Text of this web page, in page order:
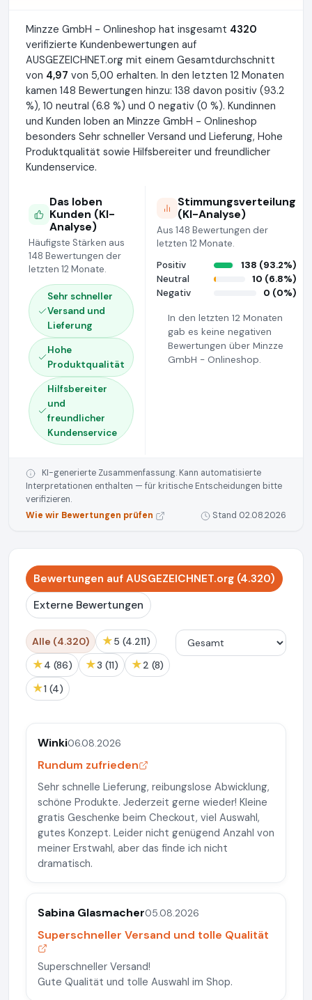
Minzze GmbH - Onlineshop hat insgesamt 4320
verifizierte Kundenbewertungen auf
AUSGEZEICHNET.org mit einem Gesamtdurchschnitt
von 4,97 von 5,00 erhalten. In den letzten 12 Monaten
kamen 148 Bewertungen hinzu: 138 davon positiv (93.2
%), 10 neutral (6.8 %) und 0 negativ (0 %). Kundinnen
und Kunden loben an Minzze GmbH - Onlineshop
besonders Sehr schneller Versand und Lieferung, Hohe
Produktqualität sowie Hilfsbereiter und freundlicher
Kundenservice.
Das loben
Kunden (KI-
Analyse)
Häufigste Stärken aus
148 Bewertungen der
letzten 12 Monate.
Sehr schneller
Versand und
Lieferung
Hohe
Produktqualität
Hilfsbereiter
und
freundlicher
Kundenservice
Stimmungsverteilung
(KI-Analyse)
Aus 148 Bewertungen der
letzten 12 Monate.
Positiv
138 (93.2%)
Neutral
10 (6.8%)
Negativ
0 (0%)
In den letzten 12 Monaten
gab es keine negativen
Bewertungen über Minzze
GmbH - Onlineshop.
KI-generierte Zusammenfassung. Kann automatisierte
Interpretationen enthalten — für kritische Entscheidungen bitte
verifizieren.
Wie wir Bewertungen prüfen
Stand 02.08.2026
Bewertungen auf AUSGEZEICHNET.org (4.320)
Externe Bewertungen
Alle (4.320) ★ 5 (4.211)
★ 4 (86) ★ 3 (11) ★ 2 (8)
★ 1 (4)
Winki06.08.2026
Rundum zufrieden
Sehr schnelle Lieferung, reibungslose Abwicklung,
schöne Produkte. Jederzeit gerne wieder! Kleine
gratis Geschenke beim Checkout, viel Auswahl,
gutes Konzept. Leider nicht genügend Anzahl von
meiner Erstwahl, aber das finde ich nicht
dramatisch.
Sabina Glasmacher05.08.2026
Superschneller Versand und tolle Qualität
Superschneller Versand!
Gute Qualität und tolle Auswahl im Shop.